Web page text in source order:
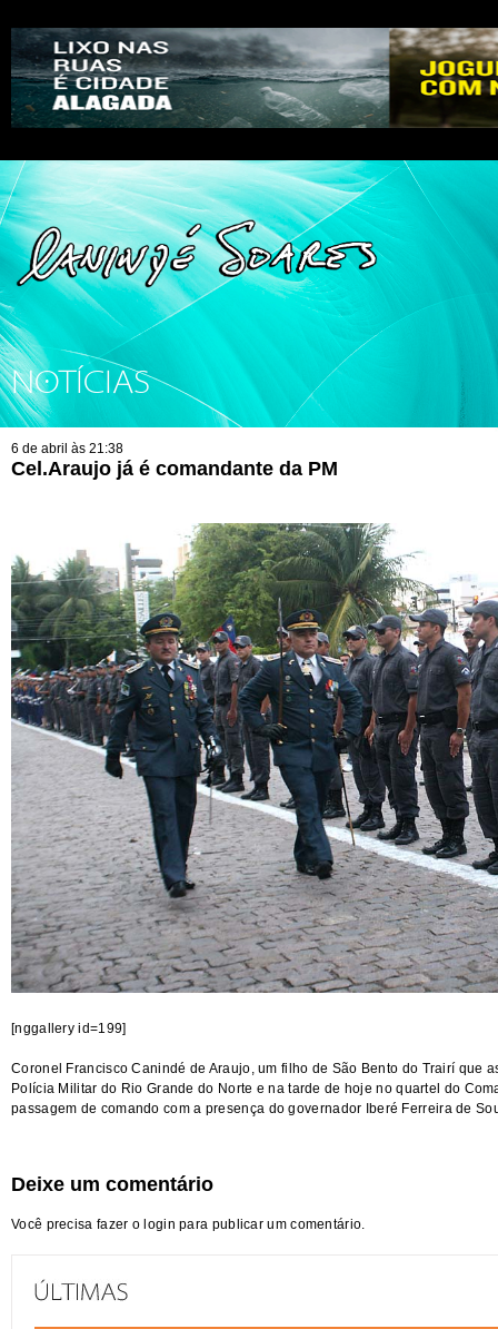
NOTÍCIAS
6 de abril às 21:38
Cel.Araujo já é comandante da PM
[nggallery id=199]
Coronel Francisco Canindé de Araujo, um filho de São Bento do Trairí que
Polícia Militar do Rio Grande do Norte e na tarde de hoje no quartel do
passagem de comando com a presença do governador Iberé Ferreira de
Deixe um comentário
Você precisa fazer o login para publicar um comentário.